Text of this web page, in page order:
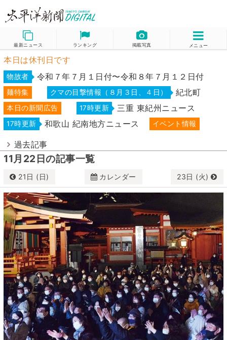
最新ニュース ランキング 掲載写真 メニュー
本日は休刊日です
物故者 令和７年７月１日付〜令和８年７月１２日付
麺特集 クマの目撃情報（８月３日、４日） 紀北町
本日の新聞広告 17時更新 三重 東紀州ニュース
17時更新 和歌山 紀南地方ニュース イベント情報
過去記事
11月22日の記事一覧
21日 (日) カレンダー 23日 (火)
11月 2021
日 月 火 水 木
31
1 2 3 4 5
6
7
8 9 10 11 12
13
14
15 16 17 18 19
20
21
22 23 24 25 26
27
28
29 30 1 2 3 4